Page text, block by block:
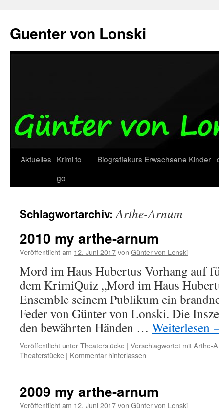
springen
Guenter von Lonski
Aktuelles Krimi to
go
Biografiekurs Erwachsene Kinder
Schlagwortarchiv:Arthe-Arnum
2010 my arthe-arnum
Veröffentlicht am 12. Juni 2017von Günter von Lonski
Mord im Haus Hubertus Vorhang auf
dem KrimiQuiz „Mord im Haus
Ensemble seinem Publikum ein
Feder von Günter von Lonski. Die
den bewährten Händen … Weiterlesen
Veröffentlicht unterTheaterstücke | Verschlagwortet mitArthe-
Theaterstücke | Kommentar hinterlassen
2009 my arthe-arnum
Veröffentlicht am 12. Juni 2017von Günter von Lonski